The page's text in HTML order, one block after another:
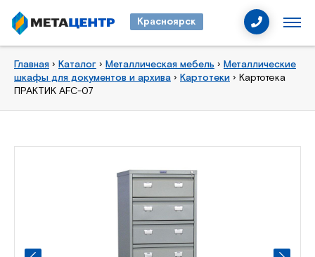
Красноярск
Главная › Каталог › Металлическая мебель › Металлические
шкафы для документов и архива › Картотеки › Картотека
ПРАКТИК AFC-07